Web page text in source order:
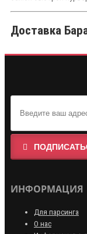
Доставка
ИНФОРМАЦИЯ
Для парсинга
О нас